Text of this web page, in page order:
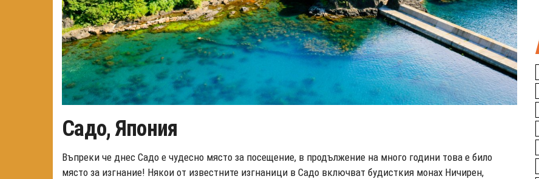
Садо, Япония
Въпреки че днес Садо е чудесно място за посещение, в продължение на много години това е било
място за изгнание! Някои от известните изгнаници в Садо включват будисткия монах Ничирен,